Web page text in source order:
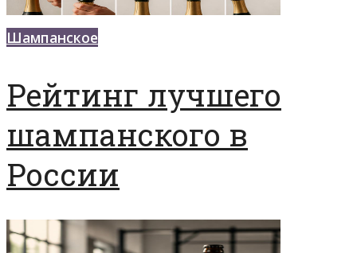
Шампанское
Рейтинг лучшего
шампанского в
России